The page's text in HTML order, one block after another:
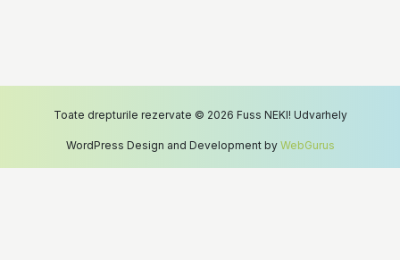
Toate drepturile rezervate © 2026 Fuss NEKI! Udvarhely
WordPress Design and Development by WebGurus